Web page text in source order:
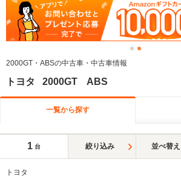
2000GT・ABSの中古車・中古車情報
トヨタ 2000GT ABS
一覧から探す
1 台 絞り込み 並べ替え
トヨタ